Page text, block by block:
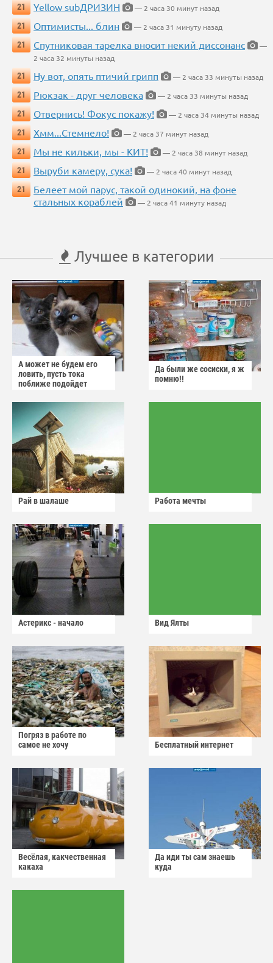
21 Yellow subДРИЗИН
— 2 часа 30 минут назад
21
Оптимисты... блин
— 2 часа 31 минуту назад
21
Спутниковая тарелка вносит некий диссонанс
—
2 часа 32 минуты назад
21
Ну вот, опять птичий грипп
— 2 часа 33 минуты назад
21
Рюкзак - друг человека
— 2 часа 33 минуты назад
21
Отвернись! Фокус покажу!
— 2 часа 34 минуты назад
21
Хмм...Стемнело!
— 2 часа 37 минут назад
21
Мы не кильки, мы - КИТ!
— 2 часа 38 минут назад
21
Выруби камеру, сука!
— 2 часа 40 минут назад
21
Белеет мой парус, такой одинокий, на фоне
стальных кораблей
— 2 часа 41 минуту назад
Лучшее в категории
А может не будем его
ловить, пусть тока
поближе подойдет
Да были же сосиски, я ж
помню!!
Рай в шалаше Работа мечты
Астерикс - начало Вид Ялты
Погряз в работе по
самое не хочу
Бесплатный интернет
Весёлая, какчественная
какаха
Да иди ты сам знаешь
куда